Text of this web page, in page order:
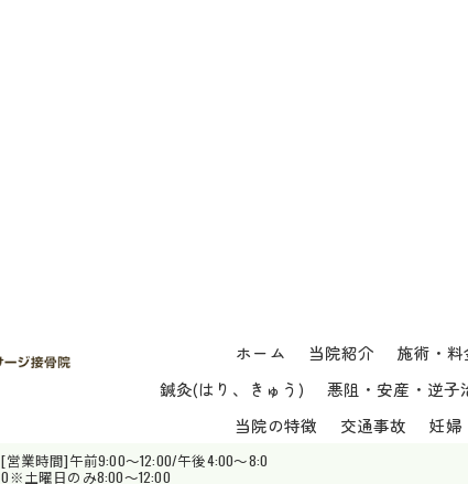
[営業時間]午前9:00～12:00/午後4:00～8:0
0※土曜日のみ8:00～12:00
ホーム 当院紹介 施術・
鍼灸(はり、きゅう)
悪阻・安産・逆子
当院の特徴
交通事故 妊婦